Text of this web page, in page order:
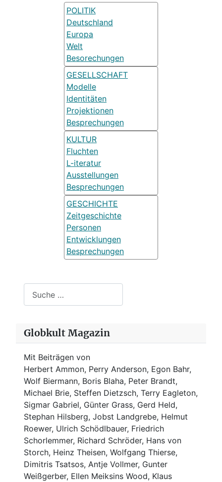
POLITIK
Deutschland
Europa
Welt
Besorechungen
GESELLSCHAFT
Modelle
Identitäten
Projektionen
Besprechungen
KULTUR
Fluchten
L-iteratur
Ausstellungen
Besprechungen
GESCHICHTE
Zeitgeschichte
Personen
Entwicklungen
Besprechungen
Globkult Magazin
Mit Beiträgen von
Herbert Ammon, Perry Anderson, Egon Bahr,
Wolf Biermann, Boris Blaha, Peter Brandt,
Michael Brie, Steffen Dietzsch, Terry Eagleton,
Sigmar Gabriel, Günter Grass, Gerd Held,
Stephan Hilsberg, Jobst Landgrebe, Helmut
Roewer, Ulrich Schödlbauer, Friedrich
Schorlemmer, Richard Schröder, Hans von
Storch, Heinz Theisen, Wolfgang Thierse,
Dimitris Tsatsos, Antje Vollmer, Gunter
Weißgerber, Ellen Meiksins Wood, Klaus